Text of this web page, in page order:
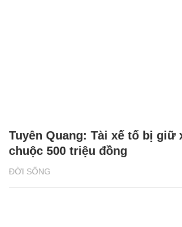
ĐỜI SỐNG
Tuyên Quang: Tài xế tố bị giữ
chuộc 500 triệu đồng